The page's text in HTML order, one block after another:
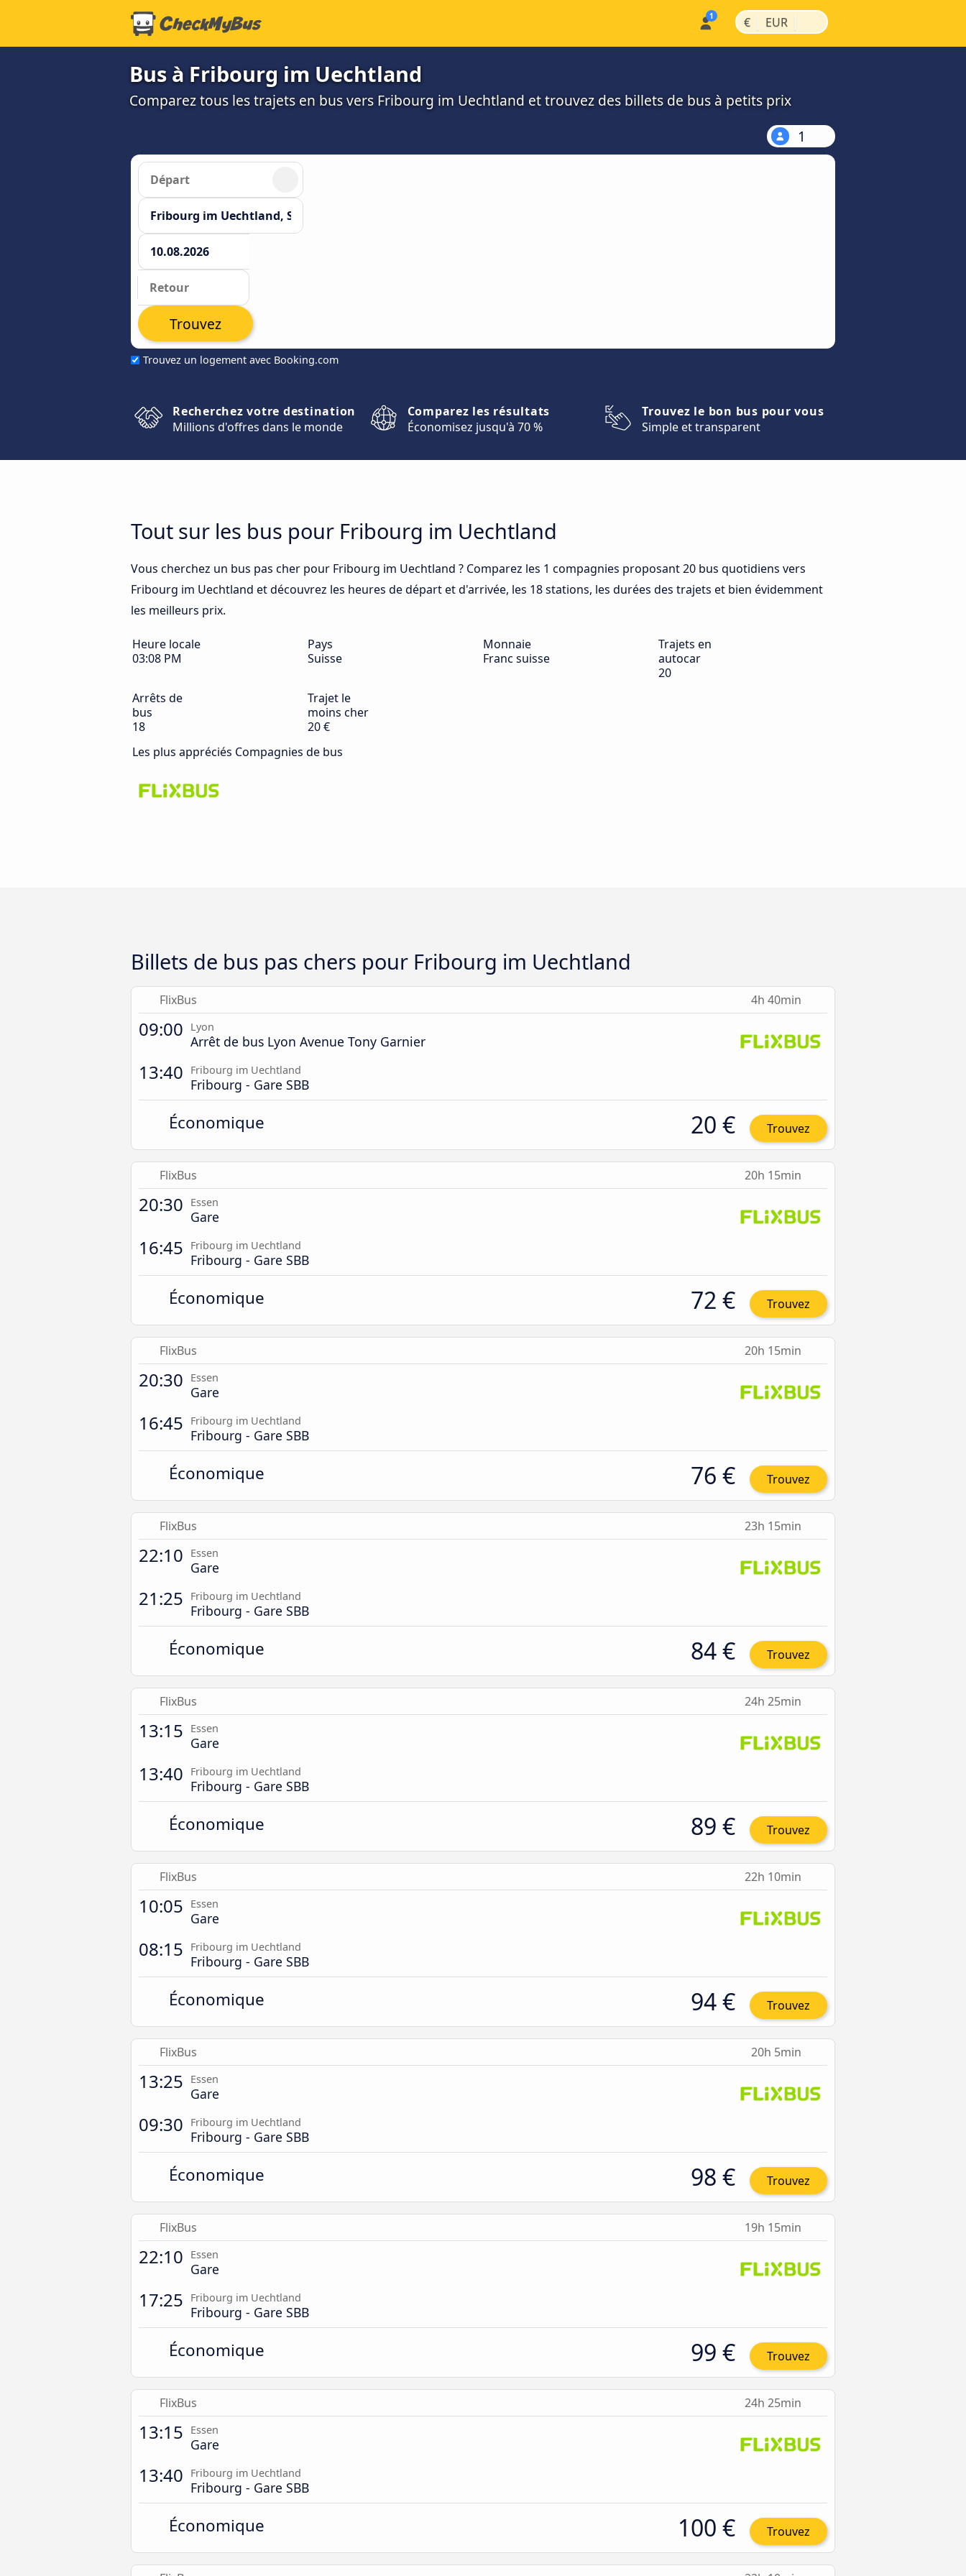
€ | EUR |
Bus à Fribourg im Uechtland
Comparez tous les trajets en bus vers Fribourg im Uechtland et trouvez des billets de bus à petits prix
1
Trouvez un logement avec Booking.com
Trouvez
Recherchez votre destination
Millions d'offres dans le monde
Comparez les résultats
Économisez jusqu'à 70 %
Trouvez le bon bus pour vous
Simple et transparent
Tout sur les bus pour Fribourg im Uechtland
Vous cherchez un bus pas cher pour Fribourg im Uechtland ? Comparez les 1 compagnies proposant 20 bus quotidiens vers
Fribourg im Uechtland et découvrez les heures de départ et d'arrivée, les 18 stations, les durées des trajets et bien évidemment
les meilleurs prix.
Heure locale
03:08 PM
Pays
Suisse
Monnaie
Franc suisse
Trajets en
autocar
20
Arrêts de
bus
18
Trajet le
moins cher
20 €
Les plus appréciés Compagnies de bus
Billets de bus pas chers pour Fribourg im Uechtland
FlixBus 4h 40min
09:00 Lyon
Arrêt de bus Lyon Avenue Tony Garnier
13:40 Fribourg im Uechtland
Fribourg - Gare SBB
Économique 20 € Trouvez
FlixBus 20h 15min
20:30 Essen
Gare
16:45 Fribourg im Uechtland
Fribourg - Gare SBB
Économique 72 € Trouvez
FlixBus 20h 15min
20:30 Essen
Gare
16:45 Fribourg im Uechtland
Fribourg - Gare SBB
Économique 76 € Trouvez
FlixBus 23h 15min
22:10 Essen
Gare
21:25 Fribourg im Uechtland
Fribourg - Gare SBB
Économique 84 € Trouvez
FlixBus 24h 25min
13:15 Essen
Gare
13:40 Fribourg im Uechtland
Fribourg - Gare SBB
Économique 89 € Trouvez
FlixBus 22h 10min
10:05 Essen
Gare
08:15 Fribourg im Uechtland
Fribourg - Gare SBB
Économique 94 € Trouvez
FlixBus 20h 5min
13:25 Essen
Gare
09:30 Fribourg im Uechtland
Fribourg - Gare SBB
Économique 98 € Trouvez
FlixBus 19h 15min
22:10 Essen
Gare
17:25 Fribourg im Uechtland
Fribourg - Gare SBB
Économique 99 € Trouvez
FlixBus 24h 25min
13:15 Essen
Gare
13:40 Fribourg im Uechtland
Fribourg - Gare SBB
Économique 100 € Trouvez